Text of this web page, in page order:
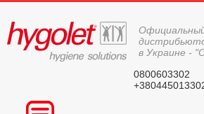
в Украине -
0800603302